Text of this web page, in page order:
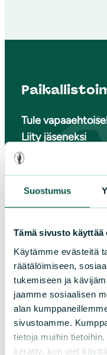
Suostumus
Tämä sivusto käyttää
Käytämme evästeitä
räätälöimiseen,
tukemiseen ja
jaamme sosiaalisen
alan
sivustoamme.
tietoja muihin
kerätty, kun olet
Tule
Liity jäseneksi
Piirit ja yhdistykset
Suomen
piirit
Etelä-Häme
Etelä-Karjala
Etelä-Savo
Kainuu